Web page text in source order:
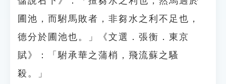
圃池，而駙馬敗者，非芻水之利不足也，
德分於圃池也。」《文選．張衡．東京
賦》：「駙承華之蒲梢，飛流蘇之騷
殺。」